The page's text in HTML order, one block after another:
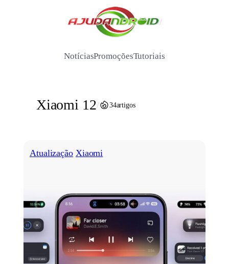
/
NotíciasPromoçõesTutoriais
Xiaomi 12/ 34artigos
Atualização Xiaomi